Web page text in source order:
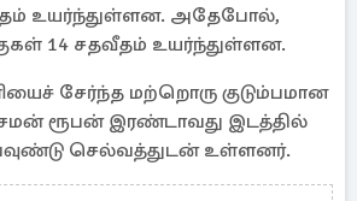
உயர்ந்துள்ளன. அதேபோல்,
14 சதவீதம் உயர்ந்துள்ளன.
சேர்ந்த மற்றொரு குடும்பமான
ரூபன் இரண்டாவது இடத்தில்
செல்வத்துடன் உள்ளனர்.